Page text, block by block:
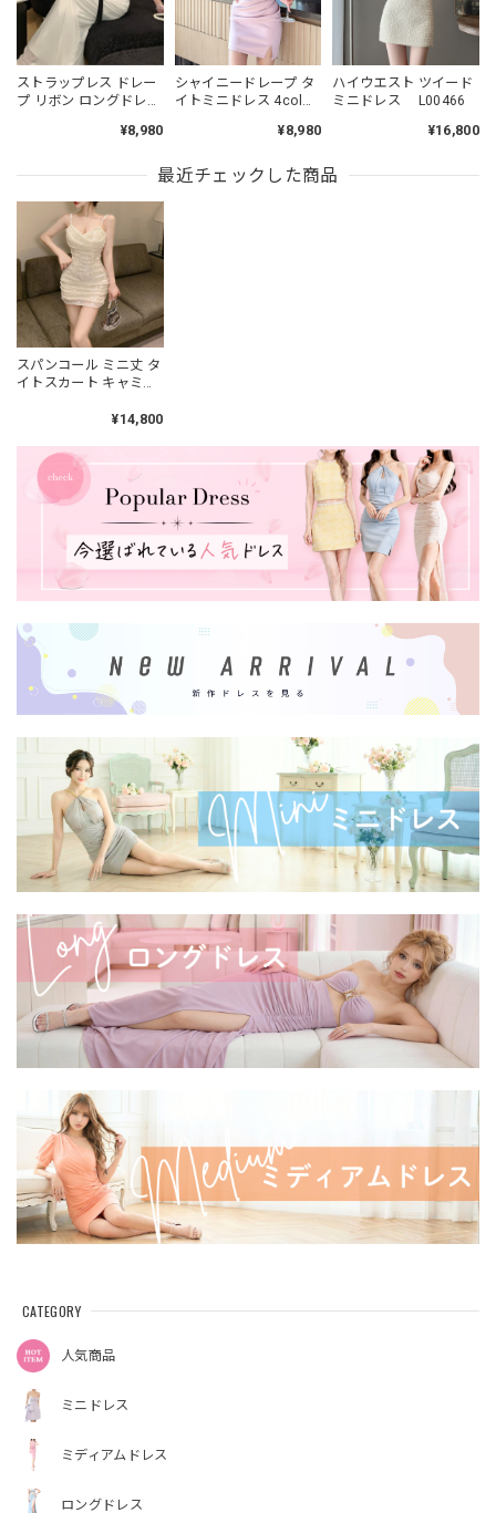
ストラップレス ドレー
プ リボン ロングドレス
¥8,980
シャイニードレープ タ
イトミニドレス 4col
¥8,980
ハイウエスト ツイード
ミニドレス L00466
¥16,800
最近チェックした商品
スパンコール ミニ丈 タ
イトスカート キャミソ
¥14,800
CATEGORY
人気商品
ミニドレス
ミディアムドレス
ロングドレス